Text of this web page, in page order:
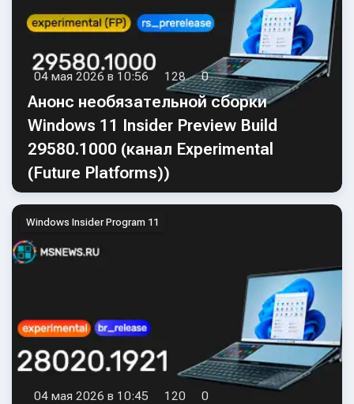
04 мая 2026 в 10:56 128 0
Анонс необязательной сборки
Windows 11 Insider Preview Build
29580.1000 (канал Experimental
(Future Platforms))
Windows Insider Program 11
04 мая 2026 в 10:45 120 0